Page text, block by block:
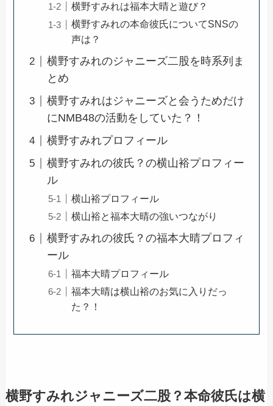
横野すみれは福本大晴と遊び？
横野すみれの本命彼氏についてSNSの
声は？
横野すみれのジャニーズ二股を時系列ま
とめ
横野すみれはジャニーズと会うためだけ
にNMB48の活動をしていた？！
横野すみれプロフィール
横野すみれの彼氏？の横山裕プロフィー
ル
横山裕プロフィール
横山裕と福本大晴の強いつながり
横野すみれの彼氏？の福本大晴プロフィ
ール
福本大晴プロフィール
福本大晴は横山裕のお気に入りだっ
た？！
横野すみれジャニーズ二股？本命彼氏は横